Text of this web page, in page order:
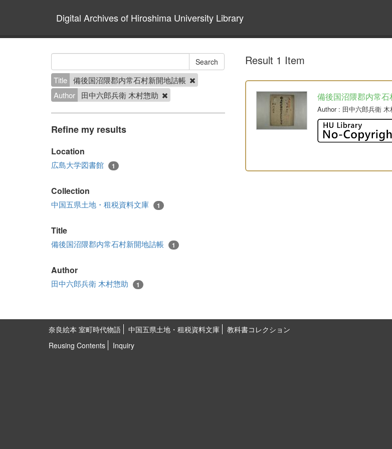
Digital Archives of Hiroshima University Library
Title 備後国沼隈郡内常石村新開地詰帳
Author
田中六郎兵衛 木村惣助
Refine my results
Location
広島大学図書館 1
Collection
中国五県土地・租税資料文庫 1
Title
備後国沼隈郡内常石村新開地詰帳 1
Author
田中六郎兵衛 木村惣助 1
Result 1 Item
備後国沼隈郡内常
Author: 田中六郎兵衛 木
奈良絵本 室町時代物語 中国五県土地・租税資料文庫
教科書コレクション
Reusing Contents
Inquiry